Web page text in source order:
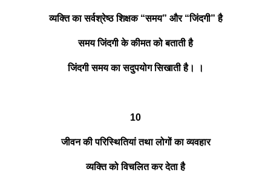
व्यक्ति का सर्वश्रेष्ठ शिक्षक “समय” और “जिंदगी” है
समय जिंदगी के कीमत को बताती है
जिंदगी समय का सदुपयोग सिखाती है। ।
10
जीवन की परिस्थितियां तथा लोगों का व्यवहार
व्यक्ति को विचलित कर देता है